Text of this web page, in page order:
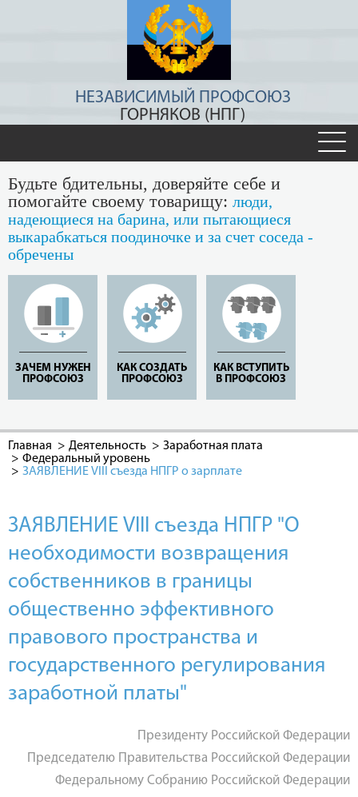
НЕЗАВИСИМЫЙ ПРОФСОЮЗ
ГОРНЯКОВ (НПГ)
Будьте бдительны, доверяйте себе и
помогайте своему товарищу: люди,
надеющиеся на барина, или пытающиеся
выкарабкаться поодиночке и за счет соседа -
обречены
ЗАЧЕМ НУЖЕН
ПРОФСОЮЗ
КАК СОЗДАТЬ
ПРОФСОЮЗ
КАК ВСТУПИТЬ
В ПРОФСОЮЗ
Главная Деятельность
Заработная плата
Федеральный уровень
ЗАЯВЛЕНИЕ VIII съезда НПГР о зарплате
ЗАЯВЛЕНИЕ VIII съезда НПГР "О
необходимости возвращения
собственников в границы
общественно эффективного
правового пространства и
государственного регулирования
заработной платы"
Президенту Российской Федерации
Председателю Правительства Российской Федерации
Федеральному Собранию Российской Федерации